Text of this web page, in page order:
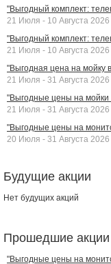
"Выгодный комплект:
21 Июля - 10 Августа 2026
"Выгодный комплект:
21 Июля - 10 Августа 2026
"Выгодная цена на мойку
21 Июля - 31 Августа 2026
"Выгодные цены на мойки
21 Июля - 31 Августа 2026
"Выгодные цены на
20 Июля - 31 Августа 2026
Будущие акции
Нет будущих акций
Прошедшие акции
"Выгодные цены на